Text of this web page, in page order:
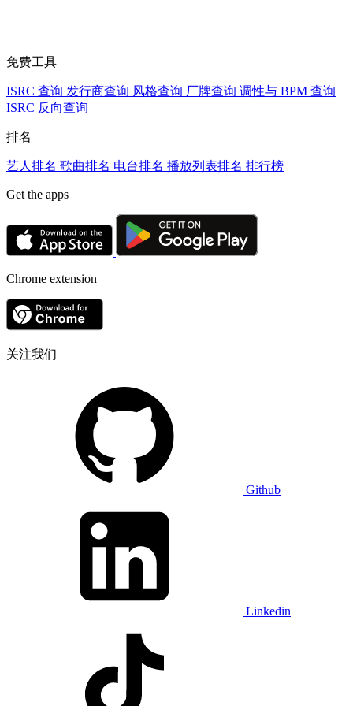
免费工具
ISRC 查询 发行商查询 风格查询 厂牌查询 调性与 BPM 查询
ISRC 反向查询
排名
艺人排名 歌曲排名 电台排名 播放列表排名 排行榜
Get the apps
Chrome extension
关注我们
Github
Linkedin